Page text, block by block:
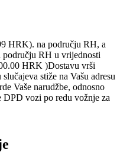
HRK). na području RH, a
području RH u vrijednosti
HRK )Dostavu vrši
stiže na Vašu adresu
Vaše narudžbe, odnosno
DPD vozi po redu vožnje za